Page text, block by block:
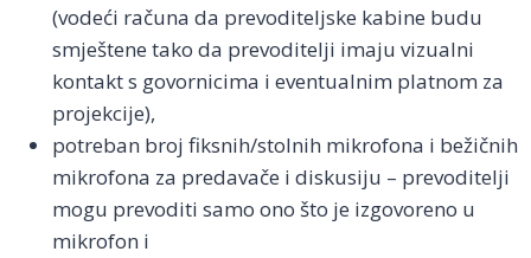
(vodeći računa da prevoditeljske kabine budu
smještene tako da prevoditelji imaju vizualni
kontakt s govornicima i eventualnim platnom za
projekcije),
potreban broj fiksnih/stolnih mikrofona i bežičnih
mikrofona za predavače i diskusiju – prevoditelji
mogu prevoditi samo ono što je izgovoreno u
mikrofon i